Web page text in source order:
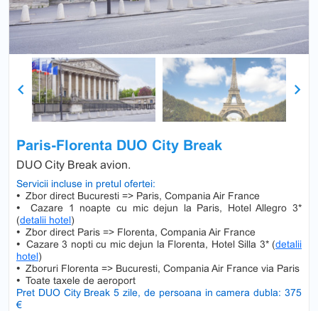
Paris-Florenta DUO City Break
DUO City Break avion.
Servicii incluse in pretul ofertei:
• Zbor direct Bucuresti => Paris, Compania Air France
• Cazare 1 noapte cu mic dejun la Paris, Hotel Allegro 3*
(detalii hotel)
• Zbor direct Paris => Florenta, Compania Air France
• Cazare 3 nopti cu mic dejun la Florenta, Hotel Silla 3* (detalii
hotel)
• Zboruri Florenta => Bucuresti, Compania Air France via Paris
• Toate taxele de aeroport
Pret DUO City Break 5 zile, de persoana in camera dubla: 375
€
Previous Next